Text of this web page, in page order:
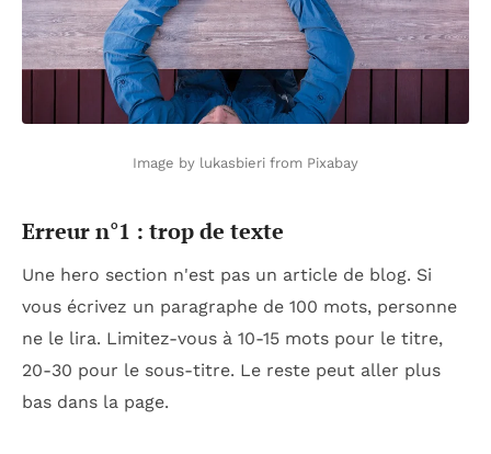
Image by lukasbieri from Pixabay
Erreur n°1 : trop de texte
Une hero section n'est pas un article de blog. Si
vous écrivez un paragraphe de 100 mots, personne
ne le lira. Limitez-vous à 10-15 mots pour le titre,
20-30 pour le sous-titre. Le reste peut aller plus
bas dans la page.